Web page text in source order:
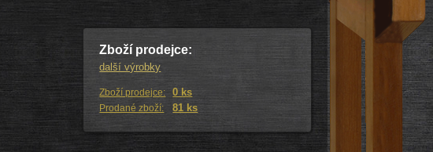
Zboží prodejce:
další výrobky
Zboží prodejce: 0 ks
Prodané zboží: 81 ks